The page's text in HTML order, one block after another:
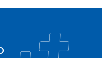
SETEC,
CIB/RS